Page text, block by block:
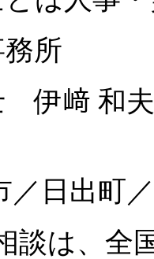
所
伊﨑 和夫
／日出町
談は、全